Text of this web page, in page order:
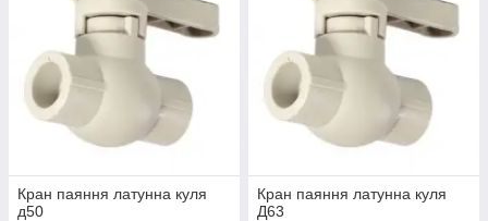
Кран паяння латунна куля
д50
Кран паяння латунна куля
Д63